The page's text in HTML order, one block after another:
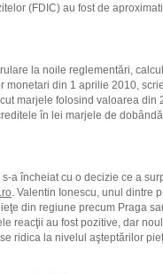
(FDIC) au fost de
la noile reglementări,
monetari din 1 aprilie 2010, scrie
marjele folosind valoarea din
în lei marjele de
a încheiat cu o decizie ce a
. Valentin Ionescu, unul dintre
din regiune precum Praga
reacţii au fost pozitive, dar noul
ridica la nivelul aşteptărilor